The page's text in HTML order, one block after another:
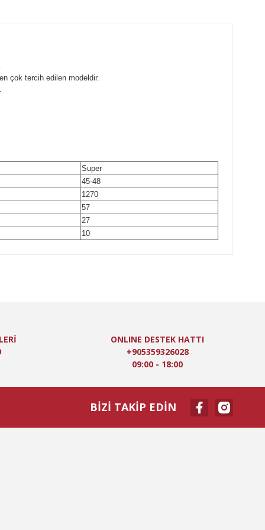
çok tercih edilen modeldir.
Super
45-48
1270
57
27
10
ONLINE DESTEK HATTI
+905359326028
09:00 - 18:00
BİZİ TAKİP EDİN